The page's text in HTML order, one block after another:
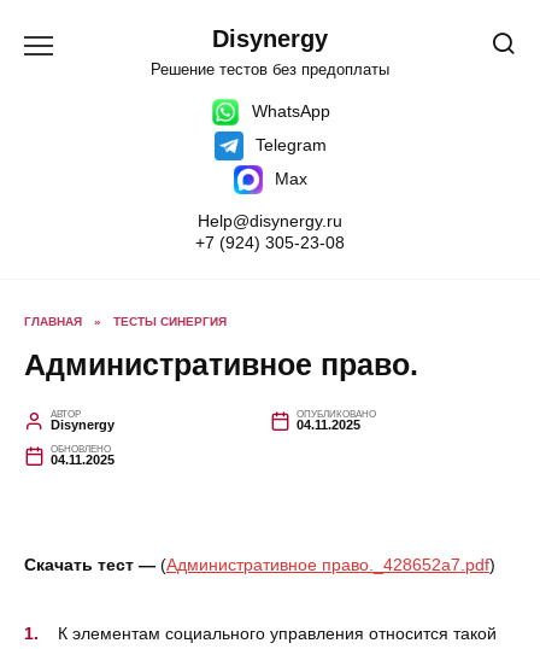
содержанию
Disynergy
Решение тестов без предоплаты
WhatsApp
Telegram
Max
Help@disynergy.ru
+7 (924) 305-23-08
ГЛАВНАЯ » ТЕСТЫ СИНЕРГИЯ
Административное право.
АВТОР
Disynergy
ОПУБЛИКОВАНО
04.11.2025
ОБНОВЛЕНО
04.11.2025
Скачать тест — (Административное право._428652a7.pdf)
К элементам социального управления относится такой